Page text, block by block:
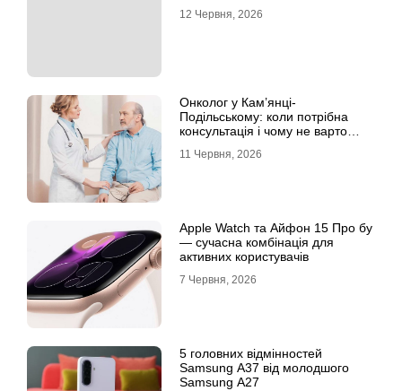
12 Червня, 2026
Онколог у Кам’янці-
Подільському: коли потрібна
консультація і чому не варто
11 Червня, 2026
Apple Watch та Айфон 15 Про бу
— сучасна комбінація для
активних користувачів
7 Червня, 2026
5 головних відмінностей
Samsung A37 від молодшого
Samsung A27